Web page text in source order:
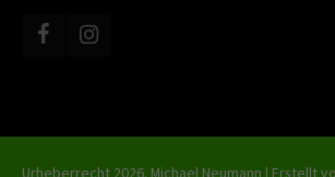
Urheberrecht 2026. Michael Neumann | Erstellt